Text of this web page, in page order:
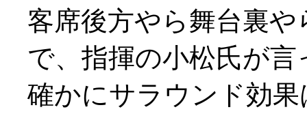
客席後方やら舞台裏
で、指揮の小松氏が
確かにサラウンド効